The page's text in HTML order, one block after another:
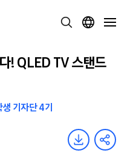
! QLED TV 스탠드
기자단 4기